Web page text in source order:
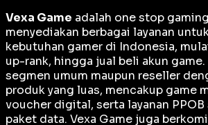
Vexa Game adalah one stop
menyediakan berbagai layanan
kebutuhan gamer di Indonesia,
up-rank, hingga jual beli akun game.
segmen umum maupun reseller
produk yang luas, mencakup game
voucher digital, serta layanan
paket data. Vexa Game juga